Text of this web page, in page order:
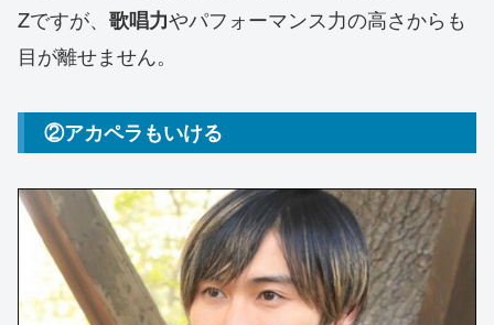
Zですが、 歌唱力やパフォーマンス力の高さからも
目が離せません。
②アカペラもいける